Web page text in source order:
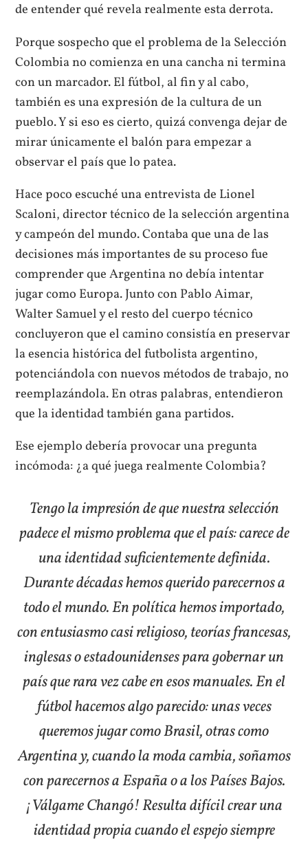
de entender qué revela realmente esta derrota.
Porque sospecho que el problema de la Selección
Colombia no comienza en una cancha ni termina
con un marcador. El fútbol, al fin y al cabo,
también es una expresión de la cultura de un
pueblo. Y si eso es cierto, quizá convenga dejar de
mirar únicamente el balón para empezar a
observar el país que lo patea.
Hace poco escuché una entrevista de Lionel
Scaloni, director técnico de la selección argentina
y campeón del mundo. Contaba que una de las
decisiones más importantes de su proceso fue
comprender que Argentina no debía intentar
jugar como Europa. Junto con Pablo Aimar,
Walter Samuel y el resto del cuerpo técnico
concluyeron que el camino consistía en preservar
la esencia histórica del futbolista argentino,
potenciándola con nuevos métodos de trabajo, no
reemplazándola. En otras palabras, entendieron
que la identidad también gana partidos.
Ese ejemplo debería provocar una pregunta
incómoda: ¿a qué juega realmente Colombia?
Tengo la impresión de que nuestra selección
padece el mismo problema que el país: carece de
una identidad suficientemente definida.
Durante décadas hemos querido parecernos a
todo el mundo. En política hemos importado,
con entusiasmo casi religioso, teorías francesas,
inglesas o estadounidenses para gobernar un
país que rara vez cabe en esos manuales. En el
fútbol hacemos algo parecido: unas veces
queremos jugar como Brasil, otras como
Argentina y, cuando la moda cambia, soñamos
con parecernos a España o a los Países Bajos.
¡Válgame Changó! Resulta difícil crear una
identidad propia cuando el espejo siempre